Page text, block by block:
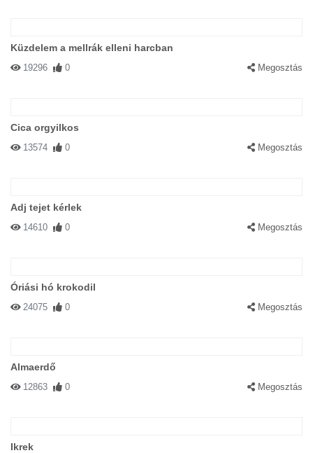
Küzdelem a mellrák elleni harcban
19296 0 Megosztás
Cica orgyilkos
13574 0 Megosztás
Adj tejet kérlek
14610 0 Megosztás
Óriási hó krokodil
24075 0 Megosztás
Almaerdő
12863 0 Megosztás
Ikrek